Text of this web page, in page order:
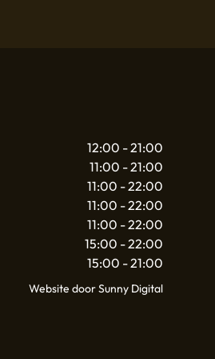
12:00 - 21:00
11:00 - 21:00
11:00 - 22:00
11:00 - 22:00
11:00 - 22:00
15:00 - 22:00
15:00 - 21:00
Website door Sunny Digital